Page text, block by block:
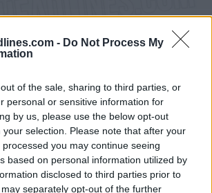
- Do Not Process My
of the sale, sharing to third parties, or
personal or sensitive information for
by us, please use the below opt-out
selection. Please note that after your
you may continue seeing
based on personal information utilized by
disclosed to third parties prior to
separately opt-out of the further
de fondo y el denso patrón
que cubre la parte delantera de la
directa y claramente en la icónica